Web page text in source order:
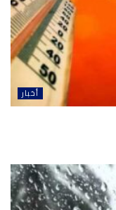
أخبار